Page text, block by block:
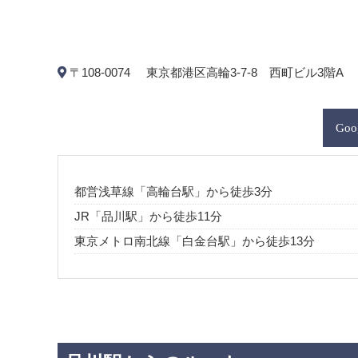
〒108-0074 東京都港区高輪3-7-8 西町ビル3階A
都営浅草線「高輪台駅」から徒歩3分
JR「品川駅」から徒歩11分
東京メトロ南北線「白金台駅」から徒歩13分